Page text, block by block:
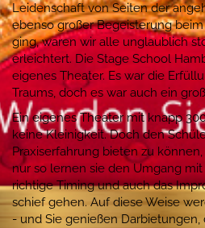
Leidenschaft von Seiten der
ebenso großer Begeisterung
ging, waren wir alle unglaublich
erleichtert. Die Stage School
eigenes Theater. Es war die
Traums, doch es war auch ein
Ein eigenes Theater mit knapp
keine Kleinigkeit. Doch den
Praxiserfahrung bieten zu
nur so lernen sie den Umgang
richtige Timing und auch das
schief gehen. Auf diese Weise
- und Sie genießen